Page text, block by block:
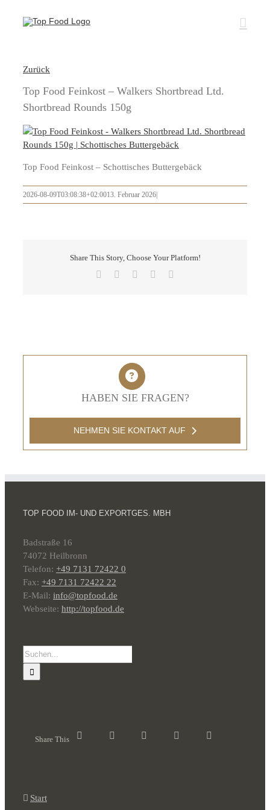
Inhalt
Zurück
Top Food Feinkost – Walkers Shortbread Ltd.
Shortbread Rounds 150g
Top Food Feinkost – Schottisches Buttergebäck
2026-08-09T03:08:38+02:0013. Februar 2026
Share This Story, Choose Your Platform!
Facebook LinkedInPinterest
HABEN SIE FRAGEN?
NEHMEN SIE KONTAKT AUF
TOP FOOD IM- UND EXPORTGES. MBH
Badstraße 16
74072 Heilbronn
Telefon: +49 7131 72422 0
Fax: +49 7131 72422 22
E-Mail: info@topfood.de
Webseite: http://topfood.de
Suche
nach:
Share This
Start